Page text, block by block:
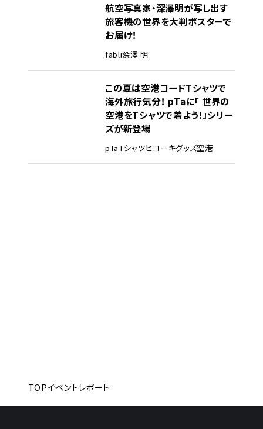
航空写真家・深澤明が写し出す
旅客機の世界を大判ポスターで
お届け！
fabli深澤 明
この夏は空港コードTシャツで
海外旅行気分！ pTaに「 世界の
空港をTシャツで着よう！」シリー
ズが新登場
pTaTシャツヒコーキグッズ空港
TOPイベントレポート